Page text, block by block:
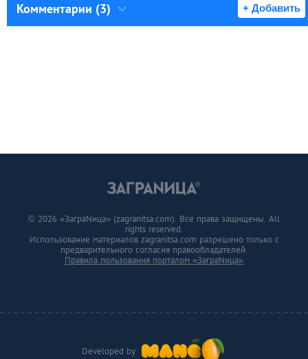
Комментарии (3) + Добавить
Developed by
© 2026 «ЗаграNица» (zagranitsa.com). Все права защищены. All
rights reserved.
Использование материалов zagranitsa.com разрешено только с
предварительного согласия правообладателей.
Правила пользования порталом «ЗаграNица»